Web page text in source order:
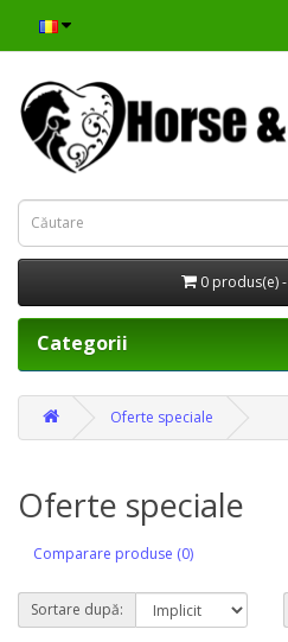
0 produs(e)
Categorii
Oferte speciale
Oferte speciale
Comparare produse (0)
Sortare după: